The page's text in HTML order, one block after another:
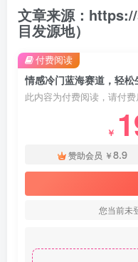
文章来源：
目发源地）
此内容为付费阅读，请付
￥
赞助会员 ￥8.9
您当前未
付费阅读